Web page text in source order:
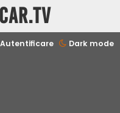
Dark mode
Autentificare